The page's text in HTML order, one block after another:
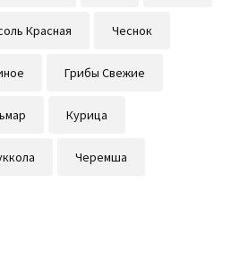
Красная Чеснок
Грибы Свежие
Курица
Черемша